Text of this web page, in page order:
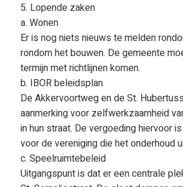
5. Lopende zaken
a. Wonen
Er is nog niets nieuws te melden
rondom het bouwen. De gemeente
termijn met richtlijnen komen.
b. IBOR beleidsplan
De Akkervoortweg en de St.
aanmerking voor zelfwerkzaamheid
in hun straat. De vergoeding hiervoor
voor de vereniging die het onderhoud
c. Speelruimtebeleid
Uitgangspunt is dat er een centrale